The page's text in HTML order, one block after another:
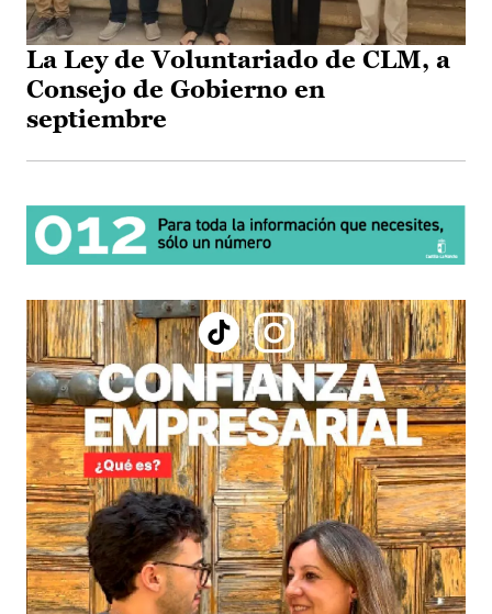
La Ley de Voluntariado de CLM, a
Consejo de Gobierno en
septiembre